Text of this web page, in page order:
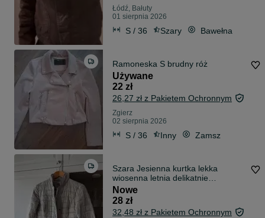
Łódź, Bałuty
01 sierpnia 2026
S / 36 Szary Bawełna
Ramoneska S brudny róż
Używane
22 zł
26,27 zł z Pakietem Ochronnym
Zgierz
02 sierpnia 2026
S / 36 Inny Zamsz
Szara Jesienna kurtka lekka
wiosenna letnia delikatnie
ocieplana S-M
Nowe
28 zł
32,48 zł z Pakietem Ochronnym